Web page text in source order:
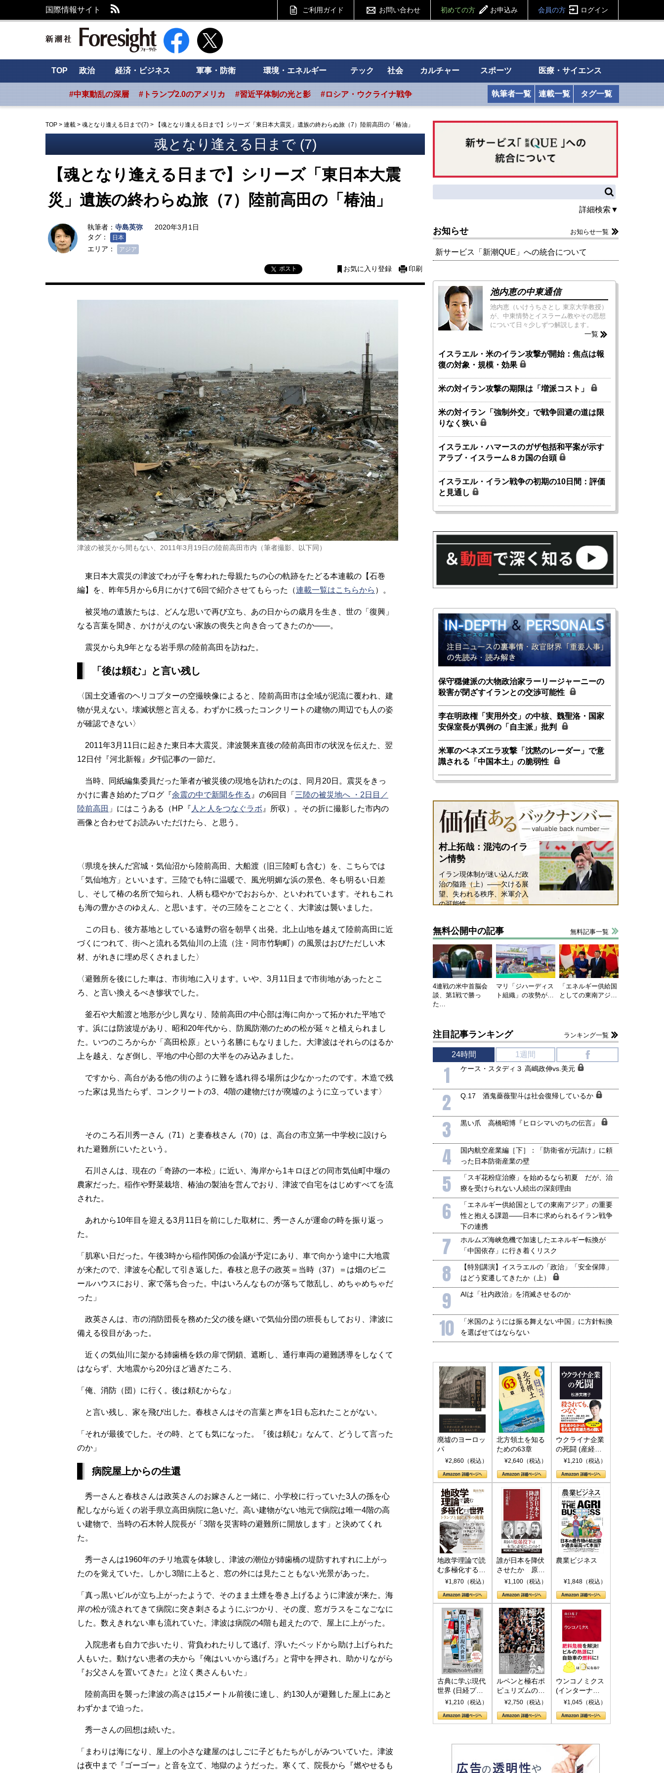
国際情報サイト ご利用ガイド お問い合わせ 初めての方 お申込み 会員の方 ログイン
新潮社 Foresight フォーサイト
TOP 政治 経済・ビジネス 軍事・防衛 環境・エネルギー テック 社会 カルチャー スポーツ 医療・サイエンス
#中東動乱の深層 #トランプ2.0のアメリカ #習近平体制の光と影 #ロシア・ウクライナ戦争 執筆者一覧 連載一覧 タグ一覧
TOP > 連載 > 魂となり逢える日まで(7) > 【魂となり逢える日まで】シリーズ「東日本大震災」遺族の終わらぬ旅（7）陸前高田の「椿油」
魂となり逢える日まで (7)
【魂となり逢える日まで】シリーズ「東日本大震
災」遺族の終わらぬ旅（7）陸前高田の「椿油」
執筆者： 寺島英弥
2020年3月1日
タグ：
日本
エリア： アジア
ポスト お気に入り登録 印刷
津波の被災から間もない、2011年3月19日の陸前高田市内（筆者撮影、以下同）
東日本大震災の津波でわが子を奪われた母親たちの心の軌跡をたどる本連載の【石巻
編】を、昨年5月から6月にかけて6回で紹介させてもらった（連載一覧はこちらから ）。
被災地の遺族たちは、どんな思いで再び立ち、あの日からの歳月を生き、世の「復興」
なる言葉を聞き、かけがえのない家族の喪失と向き合ってきたのか――。
震災から丸9年となる岩手県の陸前高田を訪ねた。
「後は頼む」と言い残し
〈国土交通省のヘリコプターの空撮映像によると、陸前高田市は全域が泥流に覆われ、建
物が見えない。壊滅状態と言える。わずかに残ったコンクリートの建物の周辺でも人の姿
が確認できない〉
2011年3月11日に起きた東日本大震災。津波襲来直後の陸前高田市の状況を伝えた、翌
12日付『河北新報』夕刊記事の一節だ。
当時、同紙編集委員だった筆者が被災後の現地を訪れたのは、同月20日。震災をきっ
かけに書き始めたブログ『余震の中で新聞を作る 』の6回目「 三陸の被災地へ ・2日目／
陸前高田 」にはこうある（HP『 人と人をつなぐラボ 』所収）。その折に撮影した市内の
画像と合わせてお読みいただけたら、と思う。
〈県境を挟んだ宮城・気仙沼から陸前高田、大船渡（旧三陸町も含む）を、こちらでは
「気仙地方」といいます。三陸でも特に温暖で、風光明媚な浜の景色、冬も明るい日差
し、そして椿の名所で知られ、人柄も穏やかでおおらか、といわれています。それもこれ
も海の豊かさのゆえん、と思います。その三陸をことごとく、大津波は襲いました。
この日も、後方基地としている遠野の宿を朝早く出発。北上山地を越えて陸前高田に近
づくにつれて、街へと流れる気仙川の上流（注・同市竹駒町）の風景はおびただしい木
材、がれきに埋め尽くされました〉
〈避難所を後にした車は、市街地に入ります。いや、3月11日まで市街地があったとこ
ろ、と言い換えるべき惨状でした。
釜石や大船渡と地形が少し異なり、陸前高田の中心部は海に向かって拓かれた平地で
す。浜には防波堤があり、昭和20年代から、防風防潮のための松が延々と植えられまし
た。いつのころからか「高田松原」という名勝にもなりました。大津波はそれらのはるか
上を越え、なぎ倒し、平地の中心部の大半をのみ込みました。
ですから、高台がある他の街のように難を逃れ得る場所は少なかったのです。木造で残
った家は見当たらず、コンクリートの3、4階の建物だけが廃墟のように立っています〉
そのころ石川秀一さん（71）と妻春枝さん（70）は、高台の市立第一中学校に設けら
れた避難所にいたという。
石川さんは、現在の「奇跡の一本松」に近い、海岸から1キロほどの同市気仙町中堰の
農家だった。稲作や野菜栽培、椿油の製油を営んでおり、津波で自宅をはじめすべてを流
された。
あれから10年目を迎える3月11日を前にした取材に、秀一さんが運命の時を振り返っ
た。
「肌寒い日だった。午後3時から稲作関係の会議が予定にあり、車で向かう途中に大地震
が来たので、津波を心配して引き返した。春枝と息子の政英＝当時（37）＝は畑のビニ
ールハウスにおり、家で落ち合った。中はいろんなものが落ちて散乱し、めちゃめちゃだ
った」
政英さんは、市の消防団長を務めた父の後を継いで気仙分団の班長もしており、津波に
備える役目があった。
近くの気仙川に架かる姉歯橋を鉄の扉で閉鎖、遮断し、通行車両の避難誘導をしなくて
はならず、大地震から20分ほど過ぎたころ、
「俺、消防（団）に行く。後は頼むからな」
と言い残し、家を飛び出した。春枝さんはその言葉と声を1日も忘れたことがない。
「それが最後でした。その時、とても気になった。『後は頼む』なんて、どうして言った
のか」
病院屋上からの生還
秀一さんと春枝さんは政英さんのお嫁さんと一緒に、小学校に行っていた3人の孫を心
配しながら近くの岩手県立高田病院に急いだ。高い建物がない地元で病院は唯一4階の高
い建物で、当時の石木幹人院長が「3階を災害時の避難所に開放します」と決めてくれ
た。
秀一さんは1960年のチリ地震を体験し、津波の潮位が姉歯橋の堤防すれすれに上がっ
たのを覚えていた。しかし3階に上ると、窓の外には見たこともない光景があった。
「真っ黒いビルが立ち上がったようで、そのまま土煙を巻き上げるように津波が来た。海
岸の松が流されてきて病院に突き刺さるようにぶつかり、その度、窓ガラスをこなごなに
した。数えきれない車も流れていた。津波は病院の4階も超えたので、屋上に上がった。
入院患者も自力で歩いたり、背負われたりして逃げ、浮いたベッドから助け上げられた
人もいた。動けない患者の夫から『俺はいいから逃げろ』と背中を押され、助かりながら
『お父さんを置いてきた』と泣く奥さんもいた」
陸前高田を襲った津波の高さは15メートル前後に達し、約130人が避難した屋上にあと
わずかまで迫った。
秀一さんの回想は続いた。
「まわりは海になり、屋上の小さな建屋のはしごに子どもたちがしがみついていた。津波
は夜中まで『ゴーゴー』と音を立て、地獄のようだった。寒くて、院長から『燃やせるも
詳細検索▼
お知らせ お知らせ一覧
新サービス「新潮QUE」への統合について
池内恵の中東通信
池内恵（いけうちさとし 東京大学教授）
が、中東情勢とイスラーム教やその思想
について日々少しずつ解説します。
一覧
イスラエル・米のイラン攻撃が開始：焦点は報
復の対象・規模・効果
米の対イラン攻撃の期限は「増派コスト」
米の対イラン「強制外交」で戦争回避の道は限
りなく狭い
イスラエル・ハマースのガザ包括和平案が示す
アラブ・イスラーム８カ国の台頭
イスラエル・イラン戦争の初期の10日間：評価
と見通し
保守穏健派の大物政治家ラーリージャーニーの
殺害が閉ざすイランとの交渉可能性
李在明政権「実用外交」の中核、魏聖洛・国家
安保室長が異例の「自主派」批判
米軍のベネズエラ攻撃「沈黙のレーダー」で意
識される「中国本土」の脆弱性
村上拓哉：混沌のイラ
ン情勢
イラン現体制が迷い込んだ政
治の隘路（上）――欠ける展
望、失われる秩序、米軍介入
の可能性
無料公開中の記事 無料記事一覧
4連戦の米中首脳会
談、第1戦で勝っ
た…
マリ「ジハーディス
ト組織」の攻勢が…
「エネルギー供給国
としての東南アジ…
注目記事ランキング ランキング一覧
24時間 1週間
1 ケース・スタディ３ 高嶋政伸vs.美元
2 Q.17 酒鬼薔薇聖斗は社会復帰しているか
3 黒い爪 高橋昭博『ヒロシマいのちの伝言』
4
国内航空産業編［下］：「防衛省が元請け」に頼
った日本防衛産業の壁
5
「スギ花粉症治療」を始めるなら初夏 だが、治
療を受けられない人続出の深刻理由
6
「エネルギー供給国としての東南アジア」の重要
性と抱える課題――日本に求められるイラン戦争
下の連携
7
ホルムズ海峡危機で加速したエネルギー転換が
「中国依存」に行き着くリスク
8
【特別講演】イスラエルの「政治」「安全保障」
はどう変遷してきたか（上）
9 AIは「社内政治」を消滅させるのか
10
「米国のようには振る舞えない中国」に方針転換
を選ばせてはならない
廃墟のヨーロッ
パ
¥2,860（税込）
北方領土を知る
ための63章
¥2,640（税込）
ウクライナ企業
の死闘 (産経セ
レクト S 039)
¥1,210（税込）
地政学理論で読
む多極化する世
界：トランプと
¥1,870（税込）
誰が日本を降伏
させたか 原爆
投下、ソ連参
(PHP新書)
¥1,100（税込）
農業ビジネス
¥1,848（税込）
古典に学ぶ現代
世界 (日経プレ
ミアシリーズ)
¥1,210（税込）
ルペンと極右ポ
ピュリズムの時
代：〈ヤヌス〉
¥2,750（税込）
ウンコノミクス
(インターナシ
ョナル新書)
¥1,045（税込）